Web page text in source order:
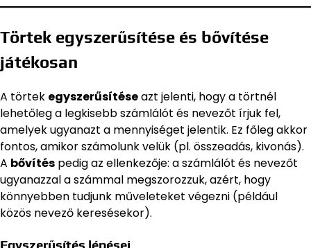
Törtek egyszerűsítése és bővítése
játékosan
A törtek egyszerűsítéseazt jelenti, hogy a törtnél
lehetőleg a legkisebb számlálót és nevezőt írjuk fel,
amelyek ugyanazt a mennyiséget jelentik. Ez főleg akkor
fontos, amikor számolunk velük (pl. összeadás, kivonás).
A bővítés pedig az ellenkezője: a számlálót és nevezőt
ugyanazzal a számmal megszorozzuk, azért, hogy
könnyebben tudjunk műveleteket végezni (például
közös nevező keresésekor).
Egyszerűsítés lépései